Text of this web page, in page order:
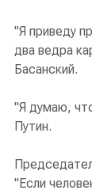
"Я приведу
два ведра
Басанский.
"Я думаю,
Путин.
"Если